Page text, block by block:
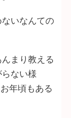
いなんての
まり教える
ない様
年頃もある